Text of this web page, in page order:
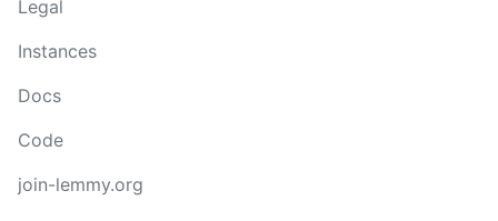
Legal
Instances
Docs
Code
join-lemmy.org